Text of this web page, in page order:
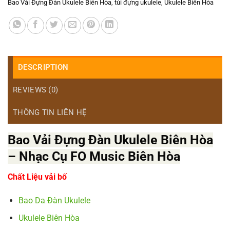
Bao Vải Đựng Đàn Ukulele Biên Hòa túi đựng ukulele Ukulele Biên Hòa
DESCRIPTION
REVIEWS (0)
THÔNG TIN LIÊN HỆ
Bao Vải Đựng Đàn Ukulele Biên Hòa
– Nhạc Cụ FO Music Biên Hòa
Chất Liệu vải bố
Bao Da Đàn Ukulele
Ukulele Biên Hòa